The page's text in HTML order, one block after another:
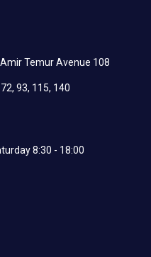
Temur Avenue 108
93, 115, 140
8:30 - 18:00